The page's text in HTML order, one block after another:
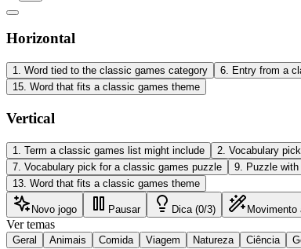
Horizontal
1. Word tied to the classic games category 6. Entry from a
15. Word that fits a classic games theme
Vertical
1 Term a classic games list might include 2 Vocabulary
7 Vocabulary pick for a classic games puzzle 9 Puzzle
13 Word that fits a classic games theme
Novo jogo Pausar Dica (0/3) Movimento
Ver temas
Geral Animais Comida Viagem Natureza Ciência